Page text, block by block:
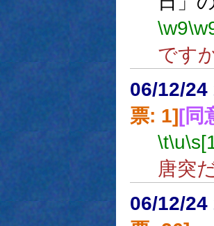
\w9
ですか
06/12/24
票: 1][同
\t\u
唐突
06/12/24